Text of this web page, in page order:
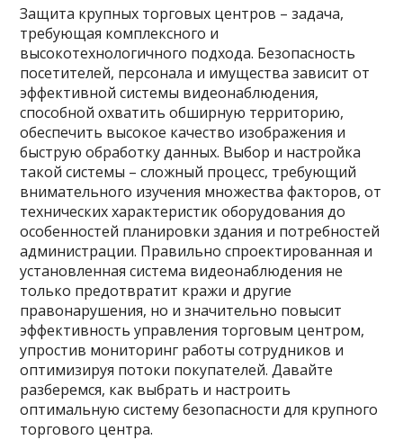
Защита крупных торговых центров – задача,
требующая комплексного и
высокотехнологичного подхода. Безопасность
посетителей, персонала и имущества зависит от
эффективной системы видеонаблюдения,
способной охватить обширную территорию,
обеспечить высокое качество изображения и
быструю обработку данных. Выбор и настройка
такой системы – сложный процесс, требующий
внимательного изучения множества факторов, от
технических характеристик оборудования до
особенностей планировки здания и потребностей
администрации. Правильно спроектированная и
установленная система видеонаблюдения не
только предотвратит кражи и другие
правонарушения, но и значительно повысит
эффективность управления торговым центром,
упростив мониторинг работы сотрудников и
оптимизируя потоки покупателей. Давайте
разберемся, как выбрать и настроить
оптимальную систему безопасности для крупного
торгового центра.